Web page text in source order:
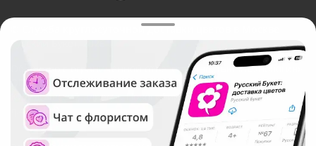
Служба круглосуточной доставки цветов в Москве
Русский Букет, 2026
Общество с ограниченной ответственностью «Технология»
ОГРН: 1195476081745, ИНН: 5410081997
Юридический адрес: г. Новосибирск, ул. Ипподромская,
д.42, оф. 3